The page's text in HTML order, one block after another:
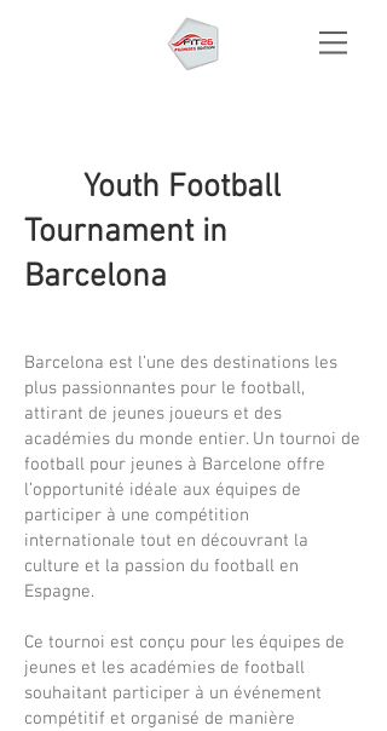
Youth Football
Tournament in
Barcelona
Barcelona est l’une des destinations les
plus passionnantes pour le football,
attirant de jeunes joueurs et des
académies du monde entier. Un tournoi de
football pour jeunes à Barcelone offre
l’opportunité idéale aux équipes de
participer à une compétition
internationale tout en découvrant la
culture et la passion du football en
Espagne.
Ce tournoi est conçu pour les équipes de
jeunes et les académies de football
souhaitant participer à un événement
compétitif et organisé de manière